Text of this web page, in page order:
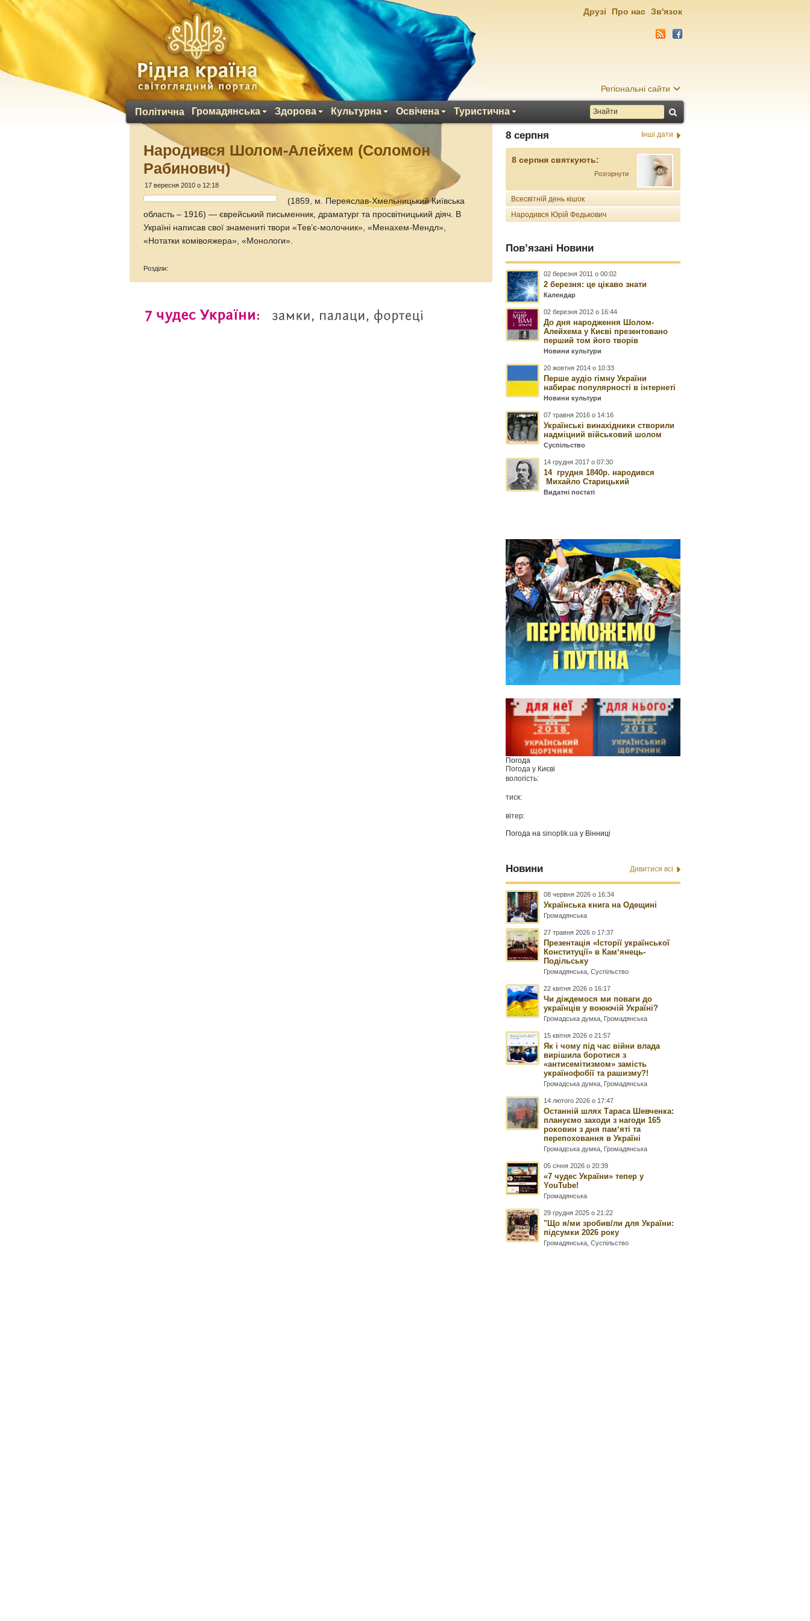
Регіональні сайти
Політична Громадянська Здорова Культурна Освічена Туристична
Друзі Про нас Зв'язок
Народився Шолом-Алейхем (Соломон
Рабинович)
17 вересня 2010 о 12:18
(1859, м. Переяслав-Хмельницький Київська
область – 1916) — єврейський письменник, драматург та просвітницький діяч. В
Україні написав свої знамениті твори «Тев’є-молочник», «Менахем-Мендл»,
«Нотатки комівояжера», «Монологи».
Розділи:
8 серпня Інші дати
8 серпня святкують:
Розгорнути
Всесвітній день кішок
Народився Юрій Федькович
Пов’язані Новини
02 березня 2011 о 00:02
2 березня: це цікаво знати
Календар
02 березня 2012 о 16:44
До дня народження Шолом-
Алейхема у Києві презентовано
перший том його творів
Новини культури
20 жовтня 2014 о 10:33
Перше аудіо гімну України
набирає популярності в інтернеті
Новини культури
07 травня 2016 о 14:16
Українські винахідники створили
надміцний військовий шолом
Суспільство
14 грудня 2017 о 07:30
14 грудня 1840р. народився
Михайло Старицький
Видатні постаті
Погода
Погода у Києві
вологість:
тиск:
вітер:
Погода наsinoptik.ua у Вінниці
Новини Дивитися всі
08 червня 2026 о 16:34
Українська книга на Одещині
Громадянська
27 травня 2026 о 17:37
Презентація «Історії української
Конституції» в Камʼянець-
Подільську
Громадянська ,Суспільство
22 квітня 2026 о 16:17
Чи діждемося ми поваги до
українців у воюючій Україні?
Громадська думка Громадянська
15 квітня 2026 о 21:57
Як і чому під час війни влада
вирішила боротися з
«антисемітизмом» замість
українофобії та рашизму?!
Громадська думка Громадянська
14 лютого 2026 о 17:47
Останній шлях Тараса Шевченка:
плануємо заходи з нагоди 165
роковин з дня памʼяті та
перепоховання в Україні
Громадська думка Громадянська
05 січня 2026 о 20:39
«7 чудес України» тепер у
YouTube!
Громадянська
29 грудня 2025 о 21:22
"Що я/ми зробив/ли для України:
підсумки 2026 року
Громадянська ,Суспільство